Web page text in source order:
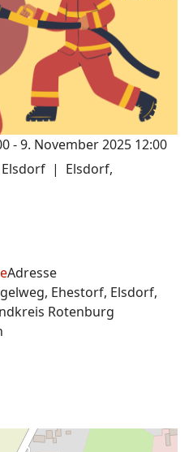
-9. November 2025 12:00
| Elsdorf,
Adresse
Ehestorf, Elsdorf,
Rotenburg